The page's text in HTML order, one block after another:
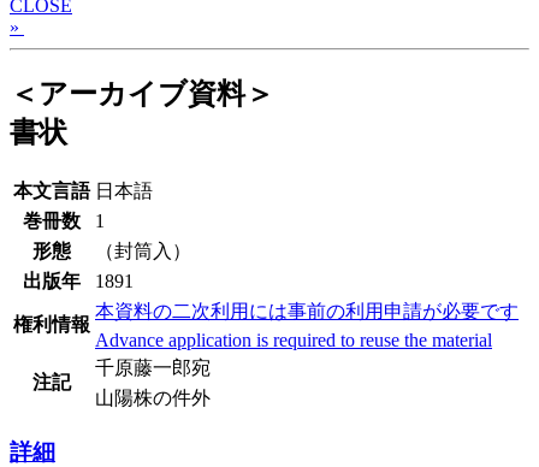
CLOSE
»
＜アーカイブ資料＞
書状
本文言語 日本語
巻冊数
1
形態
（封筒入）
出版年
1891
権利情報
本資料の二次利用には事前の利用申請が必要です
Advance application is required to reuse the material
注記
千原藤一郎宛
山陽株の件外
詳細